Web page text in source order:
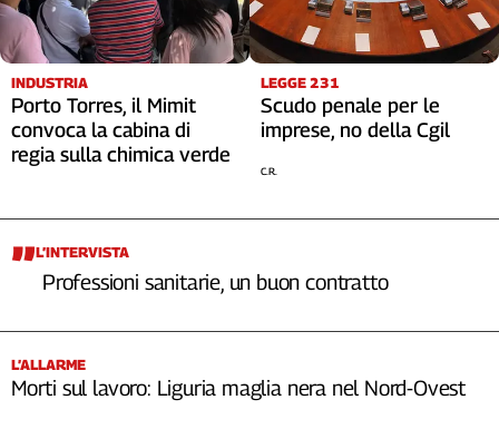
Cerca
Contatti
La
Newsletter
INDUSTRIA
Porto Torres, il Mimit
convoca la cabina di
regia sulla chimica verde
LEGGE 231
Scudo penale per le
imprese, no della Cgil
C.R.
L’INTERVISTA
Professioni sanitarie, un buon contratto
L’ALLARME
Morti sul lavoro: Liguria maglia nera nel Nord-Ovest